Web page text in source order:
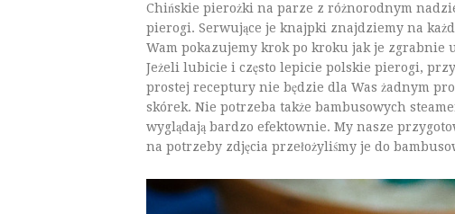
Chińskie pierożki na parze z różnorodnym
pierogi. Serwujące je knajpki znajdziemy na
Wam pokazujemy krok po kroku jak je zgrabnie
Jeżeli lubicie i często lepicie polskie pierogi,
prostej receptury nie będzie dla Was żadnym
skórek. Nie potrzeba także bambusowych
wyglądają bardzo efektownie. My nasze
na potrzeby zdjęcia przełożyliśmy je do